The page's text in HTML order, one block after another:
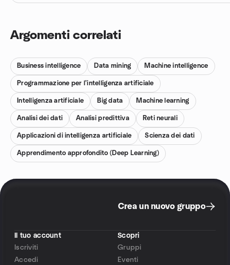
Argomenti correlati
Business intelligence Data mining Machine intelligence
Programmazione per l'intelligenza artificiale
Intelligenza artificiale Big data Machine learning
Analisi dei dati Analisi predittiva Reti neurali
Applicazioni di intelligenza artificiale Scienza dei dati
Apprendimento approfondito (Deep Learning)
Crea un nuovo gruppo
Il tuo account
Iscriviti
Accedi
Scopri
Gruppi
Eventi